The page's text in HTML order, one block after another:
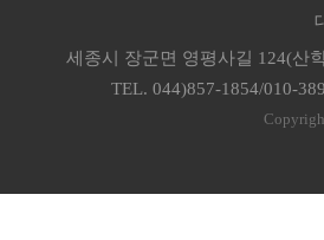
세종시 장군면 영평사길 124(산
TEL. 044)857-1854/010-